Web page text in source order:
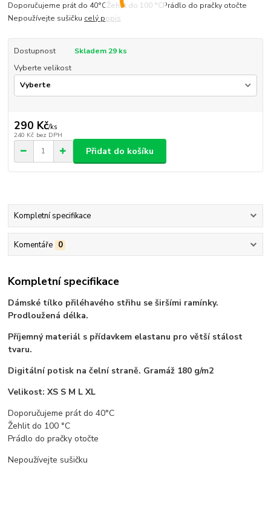
Doporučujeme prát do 40°CŽehlit do 100 °CPrádlo do pračky otočte
Nepoužívejte sušičku celý popis
Dostupnost
Skladem 29 ks
Vyberte velikost
290 Kč/ks
240 Kč bez DPH
Přidat do košíku
Kompletní specifikace
Komentáře 0
Kompletní specifikace
Dámské tílko přiléhavého střihu se širšími ramínky.
Prodloužená délka.
Příjemný materiál s přídavkem elastanu pro větší stálost
tvaru.
Digitální potisk na čelní straně. Gramáž 180 g/m2
Velikost: XS S M L XL
Doporučujeme prát do 40°C
Žehlit do 100 °C
Prádlo do pračky otočte
Nepoužívejte sušičku